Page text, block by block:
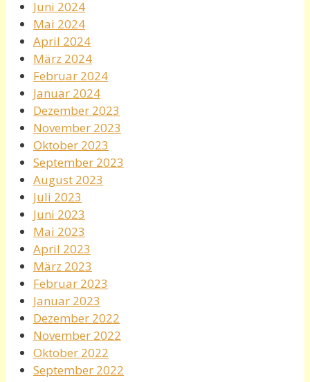
Juni 2024
Mai 2024
April 2024
März 2024
Februar 2024
Januar 2024
Dezember 2023
November 2023
Oktober 2023
September 2023
August 2023
Juli 2023
Juni 2023
Mai 2023
April 2023
März 2023
Februar 2023
Januar 2023
Dezember 2022
November 2022
Oktober 2022
September 2022